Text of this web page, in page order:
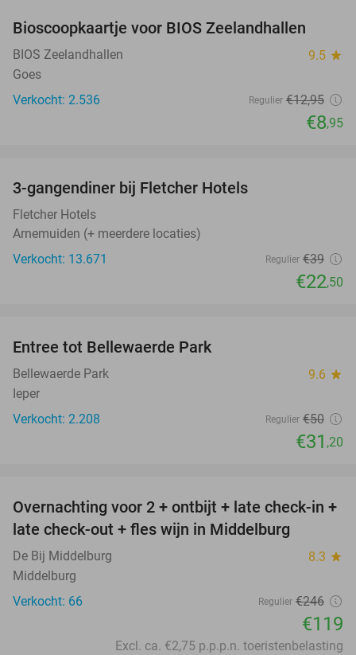
Bioscoopkaartje voor BIOS Zeelandhallen
BIOS Zeelandhallen 9.5 star
Goes
Verkocht: 2.536
Regulier €12,95
€8,95
3-gangendiner bij Fletcher Hotels
Fletcher Hotels
Arnemuiden (+ meerdere locaties)
Verkocht: 13.671
Regulier €39
€22,50
Entree tot Bellewaerde Park
Bellewaerde Park 9.6 star
Ieper
Verkocht: 2.208
Regulier €50
€31 ,20
52%
Overnachting voor 2 + ontbijt + late check-in +
late check-out + fles wijn in Middelburg
De Bij Middelburg 8.3 star
Middelburg
Verkocht: 66
Regulier €246
€119
Excl. ca. €2,75 p.p.p.n. toeristenbelasting